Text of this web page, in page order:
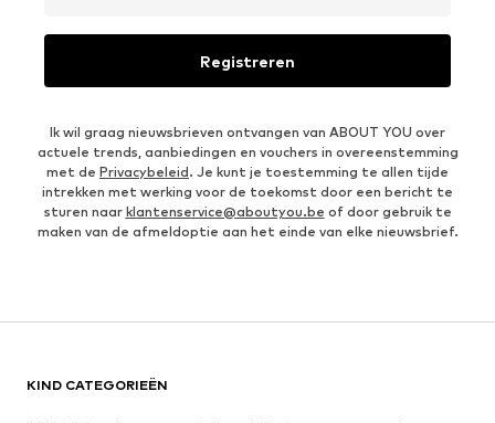
Registreren
Ik wil graag nieuwsbrieven ontvangen van ABOUT YOU over
actuele trends, aanbiedingen en vouchers in overeenstemming
met de Privacybeleid. Je kunt je toestemming te allen tijde
intrekken met werking voor de toekomst door een bericht te
sturen naar klantenservice@aboutyou.be of door gebruik te
maken van de afmeldoptie aan het einde van elke nieuwsbrief.
KIND CATEGORIEËN